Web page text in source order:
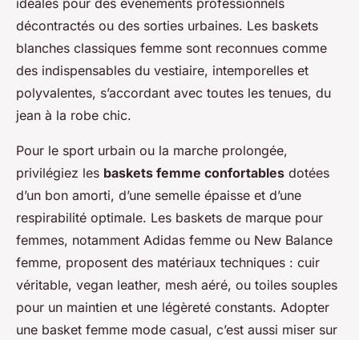
idéales pour des événements professionnels
décontractés ou des sorties urbaines. Les baskets
blanches classiques femme sont reconnues comme
des indispensables du vestiaire, intemporelles et
polyvalentes, s’accordant avec toutes les tenues, du
jean à la robe chic.
Pour le sport urbain ou la marche prolongée,
privilégiez les baskets femme confortables dotées
d’un bon amorti, d’une semelle épaisse et d’une
respirabilité optimale. Les baskets de marque pour
femmes, notamment Adidas femme ou New Balance
femme, proposent des matériaux techniques : cuir
véritable, vegan leather, mesh aéré, ou toiles souples
pour un maintien et une légèreté constants. Adopter
une basket femme mode casual, c’est aussi miser sur